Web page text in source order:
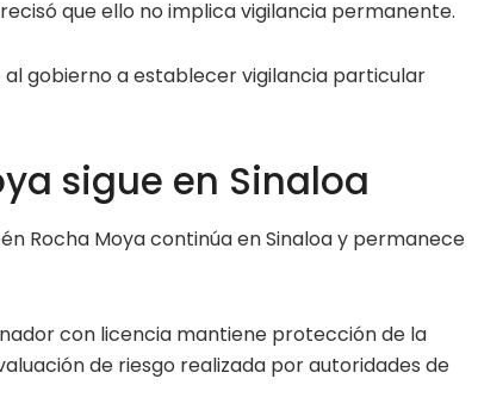
que ello no implica vigilancia permanente.
al gobierno a establecer vigilancia particular
sigue en Sinaloa
Rocha Moya continúa en Sinaloa y permanece
con licencia mantiene protección de la
de riesgo realizada por autoridades de